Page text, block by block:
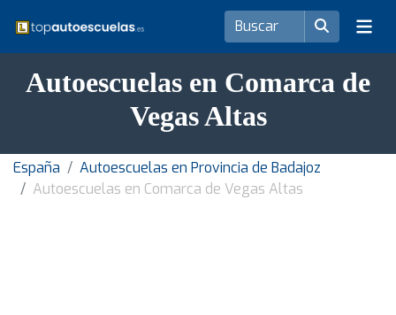
Autoescuelas en Comarca de
Vegas Altas
España
Autoescuelas en Provincia de Badajoz
Autoescuelas en Comarca de Vegas Altas